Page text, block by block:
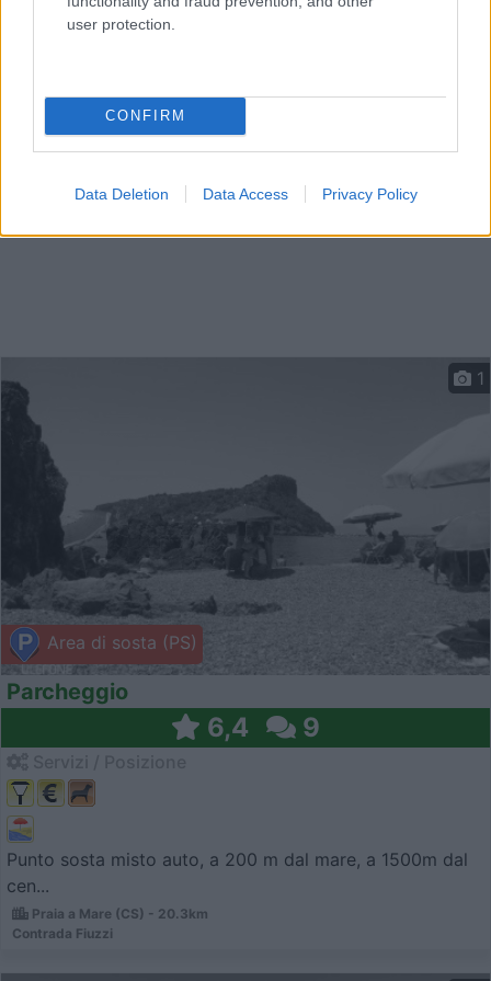
user protection.
CONFIRM
Data Deletion Data Access Privacy Policy
Praia A Mare (CE) - 19.1km
Area di sosta (PS)
1
Parcheggio
6,4 9
Punto sosta misto auto, a 200 m dal mare, a 1500m dal
cen...
Praia a Mare (CS) - 20.3km
Contrada Fiuzzi